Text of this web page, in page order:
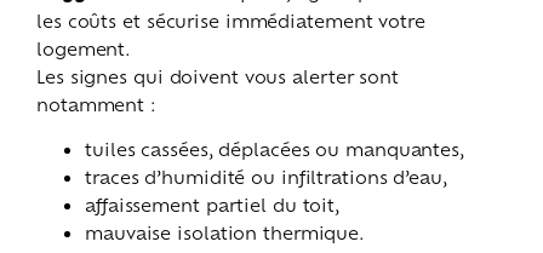
les coûts et sécurise immédiatement votre
logement.
Les signes qui doivent vous alerter sont
notamment :
tuiles cassées, déplacées ou manquantes,
traces d’humidité ou infiltrations d’eau,
affaissement partiel du toit,
mauvaise isolation thermique.